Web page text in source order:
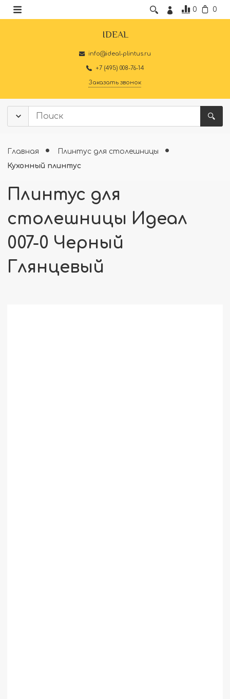
0 0
IDEAL
info@ideal-plintus.ru
+7 (495) 008-76-14
Заказать звонок
Главная
Плинтус для столешницы
Кухонный плинтус
Плинтус для
столешницы Идеал
007-0 Черный
Глянцевый